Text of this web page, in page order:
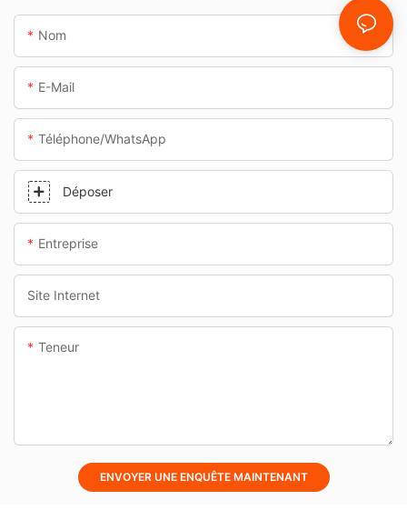
souterrains.
Nom
E-Mail
Téléphone/WhatsApp
Déposer
Entreprise
Site Internet
Teneur
ENVOYER UNE ENQUÊTE MAINTENANT